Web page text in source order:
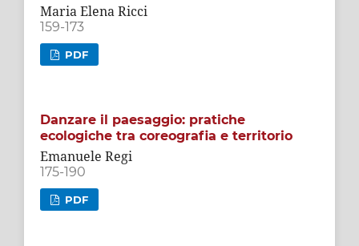
Maria Elena Ricci
159-173
PDF
Danzare il paesaggio: pratiche
ecologiche tra coreografia e territorio
Emanuele Regi
175-190
PDF